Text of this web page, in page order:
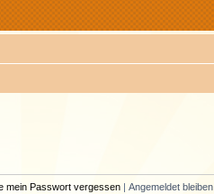
mein Passwort vergessen Angemeldet bleiben